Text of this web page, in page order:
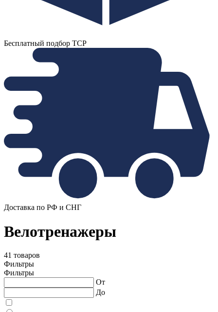
Бесплатный подбор ТСР
Доставка по РФ и СНГ
Велотренажеры
41 товаров
Фильтры
Фильтры
От
До